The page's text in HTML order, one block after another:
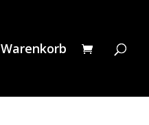
Warenkorb